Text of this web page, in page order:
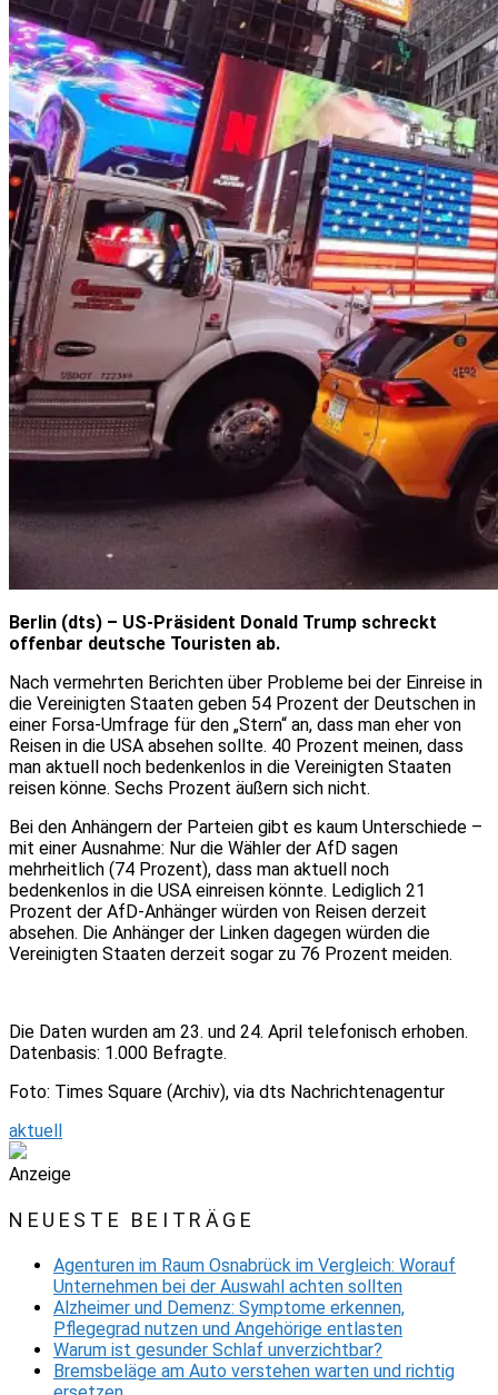
Berlin (dts) – US-Präsident Donald Trump schreckt
offenbar deutsche Touristen ab.
Nach vermehrten Berichten über Probleme bei der Einreise in
die Vereinigten Staaten geben 54 Prozent der Deutschen in
einer Forsa-Umfrage für den „Stern“ an, dass man eher von
Reisen in die USA absehen sollte. 40 Prozent meinen, dass
man aktuell noch bedenkenlos in die Vereinigten Staaten
reisen könne. Sechs Prozent äußern sich nicht.
Bei den Anhängern der Parteien gibt es kaum Unterschiede –
mit einer Ausnahme: Nur die Wähler der AfD sagen
mehrheitlich (74 Prozent), dass man aktuell noch
bedenkenlos in die USA einreisen könnte. Lediglich 21
Prozent der AfD-Anhänger würden von Reisen derzeit
absehen. Die Anhänger der Linken dagegen würden die
Vereinigten Staaten derzeit sogar zu 76 Prozent meiden.
Die Daten wurden am 23. und 24. April telefonisch erhoben.
Datenbasis: 1.000 Befragte.
Foto: Times Square (Archiv), via dts Nachrichtenagentur
aktuell
Anzeige
NEUESTE BEITRÄGE
Agenturen im Raum Osnabrück im Vergleich: Worauf
Unternehmen bei der Auswahl achten sollten
Alzheimer und Demenz: Symptome erkennen,
Pflegegrad nutzen und Angehörige entlasten
Warum ist gesunder Schlaf unverzichtbar?
Bremsbeläge am Auto verstehen warten und richtig